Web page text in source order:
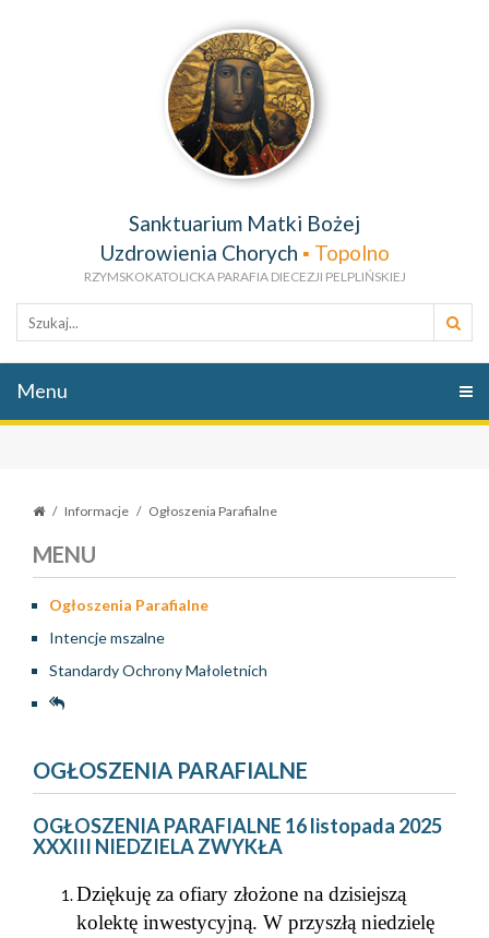
Sanktuarium Matki Bożej
Uzdrowienia Chorych ▪ Topolno
RZYMSKOKATOLICKA PARAFIA DIECEZJI PELPLIŃSKIEJ
Menu
Informacje Ogłoszenia Parafialne
MENU
Ogłoszenia Parafialne
Intencje mszalne
Standardy Ochrony Małoletnich
OGŁOSZENIA PARAFIALNE
OGŁOSZENIA PARAFIALNE 16 listopada 2025
XXXIII NIEDZIELA ZWYKŁA
Dziękuję za ofiary złożone na dzisiejszą
kolektę inwestycyjną. W przyszłą niedzielę